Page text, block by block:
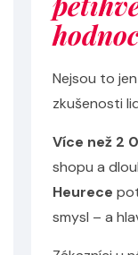
Nejsou to
zkušenosti
Více než 2
shopu a
Heurece
smysl – a